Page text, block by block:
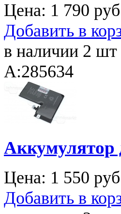
Цена: 1 790
Добавить в
в наличии 2 шт
A:285634
Аккумулятор
Цена: 1 550
Добавить в